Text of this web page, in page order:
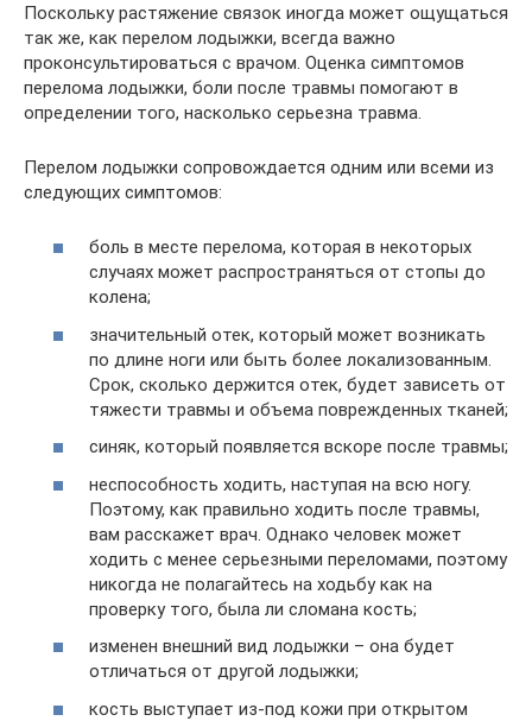
Поскольку растяжение связок иногда может ощущаться
так же, как перелом лодыжки, всегда важно
проконсультироваться с врачом. Оценка симптомов
перелома лодыжки, боли после травмы помогают в
определении того, насколько серьезна травма.
Перелом лодыжки сопровождается одним или всеми из
следующих симптомов:
боль в месте перелома, которая в некоторых
случаях может распространяться от стопы до
колена;
значительный отек, который может возникать
по длине ноги или быть более локализованным.
Срок, сколько держится отек, будет зависеть от
тяжести травмы и объема поврежденных тканей;
синяк, который появляется вскоре после травмы;
неспособность ходить, наступая на всю ногу.
Поэтому, как правильно ходить после травмы,
вам расскажет врач. Однако человек может
ходить с менее серьезными переломами, поэтому
никогда не полагайтесь на ходьбу как на
проверку того, была ли сломана кость;
изменен внешний вид лодыжки – она будет
отличаться от другой лодыжки;
кость выступает из-под кожи при открытом